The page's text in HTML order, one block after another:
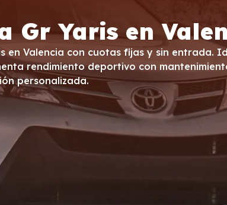
Gr Yaris en
en Valencia con cuotas fijas y sin entrada.
rendimiento deportivo con
personalizada.